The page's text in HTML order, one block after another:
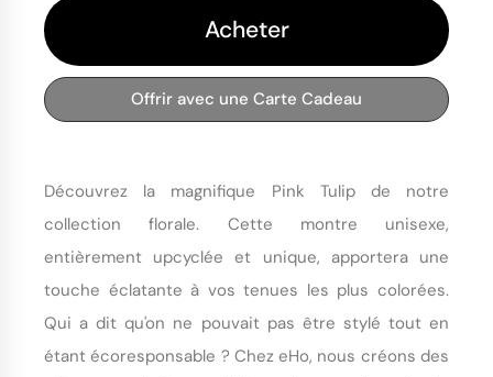
Acheter
Offrir avec une Carte Cadeau
Découvrez la magnifique Pink Tulip de notre
collection florale. Cette montre unisexe,
entièrement upcyclée et unique, apportera une
touche éclatante à vos tenues les plus colorées.
Qui a dit qu'on ne pouvait pas être stylé tout en
étant écoresponsable ? Chez eHo, nous créons des